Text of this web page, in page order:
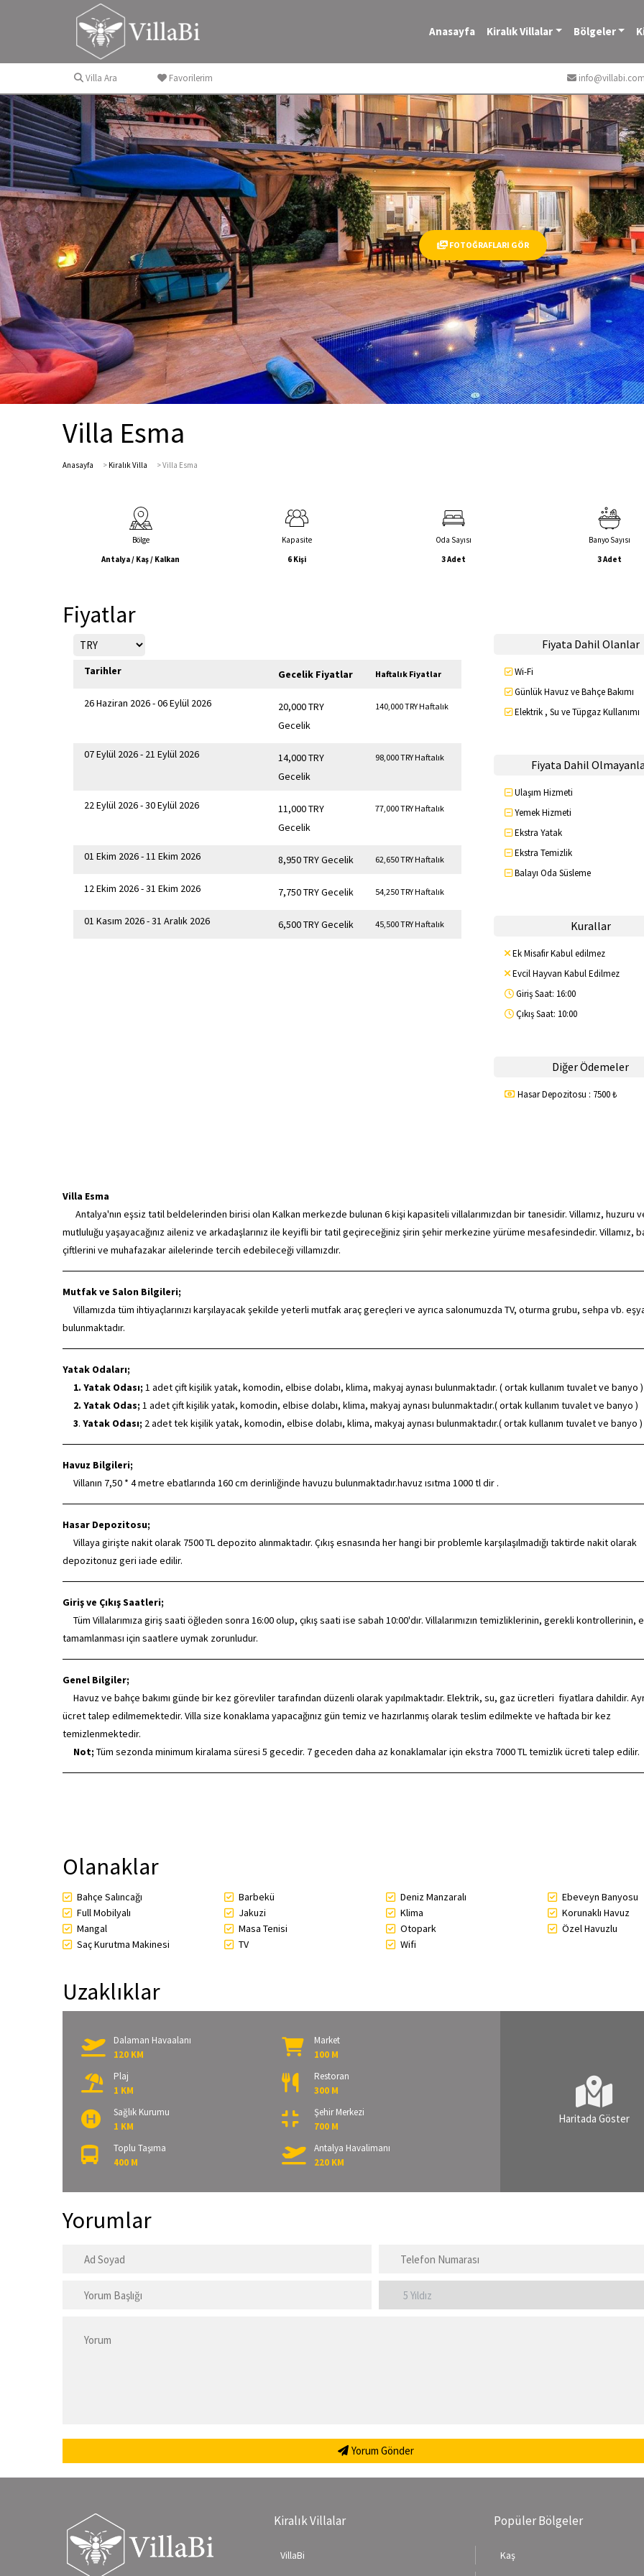
Anasayfa Kiralık Villalar Bölgeler
Villa Ara Favorilerim
FOTOĞRAFLARI GÖR
Villa Esma
Anasayfa > Kiralık Villa >Villa Esma
Bölge
Antalya / Kaş / Kalkan
Kapasite
6 Kişi
Oda Sayısı
3 Adet
Banyo Sayısı
3 Adet
Fiyatlar
Tarihler Gecelik Fiyatlar Haftalık Fiyatlar
26 Haziran 2026 - 06 Eylül 2026
20,000 TRY
Gecelik
140,000 TRY Haftalık
07 Eylül 2026 - 21 Eylül 2026
14,000 TRY
Gecelik
98,000 TRY Haftalık
22 Eylül 2026 - 30 Eylül 2026
11,000 TRY
Gecelik
77,000 TRY Haftalık
01 Ekim 2026 - 11 Ekim 2026 8,950 TRY Gecelik 62,650 TRY Haftalık
12 Ekim 2026 - 31 Ekim 2026 7,750 TRY Gecelik 54,250 TRY Haftalık
01 Kasım 2026 - 31 Aralık 2026 6,500 TRY Gecelik 45,500 TRY Haftalık
Fiyata Dahil Olanlar
Wi-Fi
Günlük Havuz ve Bahçe Bakımı
Elektrik , Su ve Tüpgaz Kullanımı
Fiyata Dahil
Ulaşım Hizmeti
Yemek Hizmeti
Ekstra Yatak
Ekstra Temizlik
Balayı Oda Süsleme
Kurallar
Ek Misafir Kabul edilmez
Evcil Hayvan Kabul Edilmez
Giriş Saat: 16:00
Çıkış Saat: 10:00
Diğer Ödemeler
Hasar Depozitosu : 7500 ₺
Villa Esma
Antalya'nın eşsiz tatil beldelerinden birisi olan Kalkan merkezde bulunan 6 kişi kapasiteli villalarımızdan bir tanesidir. Villamız, huzuru
mutluluğu yaşayacağınız aileniz ve arkadaşlarınız ile keyifli bir tatil geçireceğiniz şirin şehir merkezine yürüme mesafesindedir. Villamız,
çiftlerini ve muhafazakar ailelerinde tercih edebileceği villamızdır.
Mutfak ve Salon Bilgileri;
Villamızda tüm ihtiyaçlarınızı karşılayacak şekilde yeterli mutfak araç gereçleri ve ayrıca salonumuzda TV, oturma grubu, sehpa vb.
bulunmaktadır.
Yatak Odaları;
1. Yatak Odası; 1 adet çift kişilik yatak, komodin, elbise dolabı, klima, makyaj aynası bulunmaktadır. ( ortak kullanım tuvalet ve banyo )
2. Yatak Odas; 1 adet çift kişilik yatak, komodin, elbise dolabı, klima, makyaj aynası bulunmaktadır.( ortak kullanım tuvalet ve banyo )
3. Yatak Odası; 2 adet tek kişilik yatak, komodin, elbise dolabı, klima, makyaj aynası bulunmaktadır.( ortak kullanım tuvalet ve banyo )
Havuz Bilgileri;
Villanın 7,50 * 4 metre ebatlarında 160 cm derinliğinde havuzu bulunmaktadır.havuz ısıtma 1000 tl dir .
Hasar Depozitosu;
Villaya girişte nakit olarak 7500 TL depozito alınmaktadır. Çıkış esnasında her hangi bir problemle karşılaşılmadığı taktirde nakit olarak
depozitonuz geri iade edilir.
Giriş ve Çıkış Saatleri;
Tüm Villalarımıza giriş saati öğleden sonra 16:00 olup, çıkış saati ise sabah 10:00'dır. Villalarımızın temizliklerinin, gerekli kontrollerinin,
tamamlanması için saatlere uymak zorunludur.
Genel Bilgiler;
Havuz ve bahçe bakımı günde bir kez görevliler tarafından düzenli olarak yapılmaktadır. Elektrik, su, gaz ücretleri fiyatlara dahildir.
ücret talep edilmemektedir. Villa size konaklama yapacağınız gün temiz ve hazırlanmış olarak teslim edilmekte ve haftada bir kez
temizlenmektedir.
Not; Tüm sezonda minimum kiralama süresi 5 gecedir. 7 geceden daha az konaklamalar için ekstra 7000 TL temizlik ücreti talep edilir.
Olanaklar
Bahçe Salıncağı Barbekü Deniz Manzaralı
Ebeveyn Banyosu
Full Mobilyalı
Jakuzi Klima
Korunaklı Havuz
Mangal
Masa Tenisi Otopark
Özel Havuzlu
Saç Kurutma Makinesi
TV Wifi
Uzaklıklar
Dalaman Havaalanı
120 KM
Market
100 M
Plaj
1 KM
Restoran
300 M
Sağlık Kurumu
1 KM
Şehir Merkezi
700 M
Toplu Taşıma
400 M
Antalya Havalimanı
220 KM
Haritada Göster
Yorumlar
Yorum Gönder
Kiralık Villalar
VillaBi
Popüler Bölgeler
Kaş